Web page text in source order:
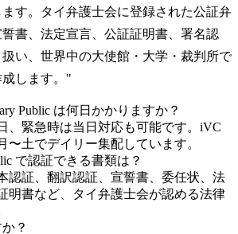
す。タイ弁護士会に登録された公証弁
書、法定宣言、公証証明書、署名認
い、世界中の大使館・大学・裁判所で
します。 "
Public は何日かかりますか？
、緊急時は当日対応も可能です。iVC
〜土でデイリー集配しています。
で認証できる書類は？
認証、翻訳認証、宣誓書、委任状、法
明書など、タイ弁護士会が認める法律
？